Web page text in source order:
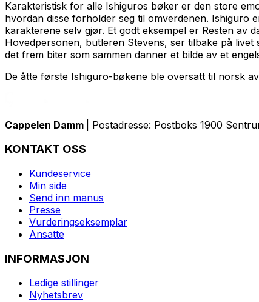
Karakteristisk for alle Ishiguros bøker er den store
hvordan disse forholder seg til omverdenen.
karakterene selv gjør. Et godt eksempel er Resten av
Hovedpersonen, butleren Stevens, ser tilbake på
det frem biter som sammen danner et bilde av et
De åtte første Ishiguro-bøkene ble oversatt til norsk
Cappelen Damm | Postadresse: Postboks 1900
KONTAKT OSS
Kundeservice
Min side
Send inn manus
Presse
Vurderingseksemplar
Ansatte
INFORMASJON
Ledige stillinger
Nyhetsbrev